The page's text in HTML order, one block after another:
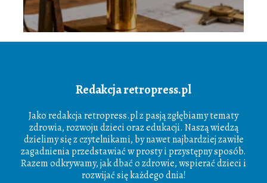
Redakcja retropress.pl
Jako redakcja retropress.pl z pasją zgłębiamy tematy
zdrowia, rozwoju dzieci oraz edukacji. Naszą wiedzą
dzielimy się z czytelnikami, by nawet najbardziej zawiłe
zagadnienia przedstawiać w prosty i przystępny sposób.
Razem odkrywamy, jak dbać o zdrowie, wspierać dzieci i
rozwijać się każdego dnia!